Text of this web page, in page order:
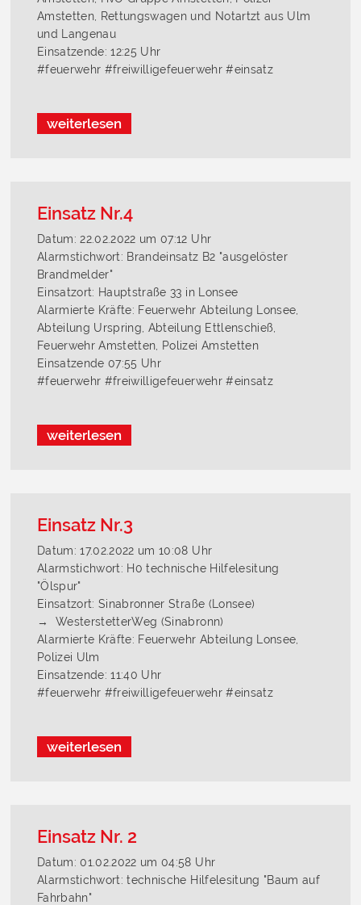
Amstetten, Rettungswagen und Notartzt aus Ulm
und Langenau
Einsatzende: 12:25 Uhr
#feuerwehr #freiwilligefeuerwehr #einsatz
weiterlesen
Einsatz Nr.4
Datum: 22.02.2022 um 07:12 Uhr
Alarmstichwort: Brandeinsatz B2 "ausgelöster
Brandmelder"
Einsatzort: Hauptstraße 33 in Lonsee
Alarmierte Kräfte: Feuerwehr Abteilung Lonsee,
Abteilung Urspring, Abteilung Ettlenschieß,
Feuerwehr Amstetten, Polizei Amstetten
Einsatzende 07:55 Uhr
#feuerwehr #freiwilligefeuerwehr #einsatz
weiterlesen
Einsatz Nr.3
Datum: 17.02.2022 um 10:08 Uhr
Alarmstichwort: H0 technische Hilfelesitung
"Ölspur"
Einsatzort: Sinabronner Straße (Lonsee)
→ WesterstetterWeg (Sinabronn)
Alarmierte Kräfte: Feuerwehr Abteilung Lonsee,
Polizei Ulm
Einsatzende: 11:40 Uhr
#feuerwehr #freiwilligefeuerwehr #einsatz
weiterlesen
Einsatz Nr. 2
Datum: 01.02.2022 um 04:58 Uhr
Alarmstichwort: technische Hilfelesitung "Baum auf
Fahrbahn"